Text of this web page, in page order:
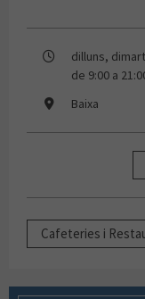
dilluns,
de 9:00 a
Baixa
Cafeteries i